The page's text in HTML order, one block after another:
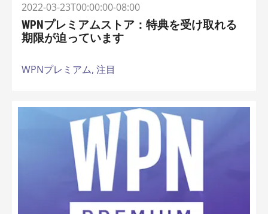
2022-03-23T00:00:00-08:00
WPNプレミアムストア：特典を受け取れる
期限が迫っています
WPNプレミアム, 注目